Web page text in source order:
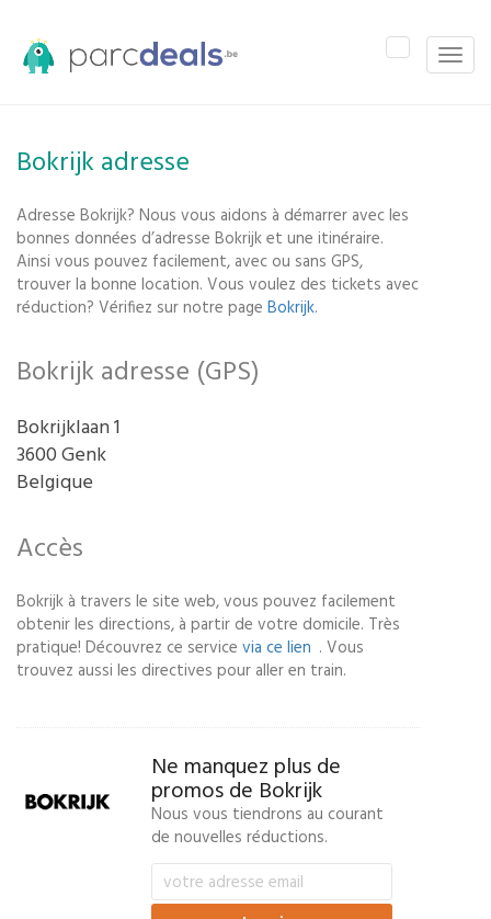
Toggle
Toggle
navigation
Bokrijk adresse
Adresse Bokrijk? Nous vous aidons à démarrer avec les
bonnes données d’adresse Bokrijk et une itinéraire.
Ainsi vous pouvez facilement, avec ou sans GPS,
trouver la bonne location. Vous voulez des tickets avec
réduction? Vérifiez sur notre page Bokrijk.
Bokrijk adresse (GPS)
Bokrijklaan 1
3600 Genk
Belgique
Accès
Bokrijk à travers le site web, vous pouvez facilement
obtenir les directions, à partir de votre domicile. Très
pratique! Découvrez ce service via ce lien . Vous
trouvez aussi les directives pour aller en train.
Ne manquez plus de
promos de Bokrijk
Nous vous tiendrons au courant
de nouvelles réductions.